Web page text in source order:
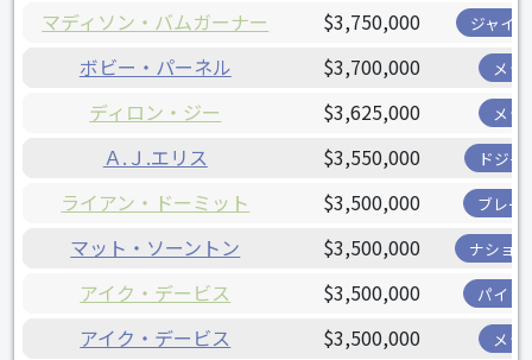
マディソン・バムガーナー $3,750,000 ジャイ
ボビー・パーネル $3,700,000 メッ
ディロン・ジー $3,625,000 メッ
Ａ.Ｊ.エリス $3,550,000 ドジャ
ライアン・ドーミット $3,500,000 ブレー
マット・ソーントン $3,500,000 ナショ
アイク・デービス $3,500,000 パイレ
アイク・デービス $3,500,000 メッ